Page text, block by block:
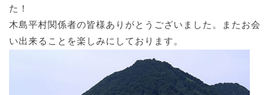
た！
木島平村関係者の皆様ありがとうございました。またお会
い出来ることを楽しみにしております。